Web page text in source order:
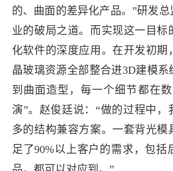
的、曲面的差异化产品。”研发
业的破局之道。而实现这一目标
化软件的深度应用。在开发初期
晶玻璃资源全部整合进3D建模系
到曲面造型，每一个细节都在
演”。赵俊廷说：“做的过程中，
多的结构兼容方案。一套背光模
足了90%以上客户的需求，包括